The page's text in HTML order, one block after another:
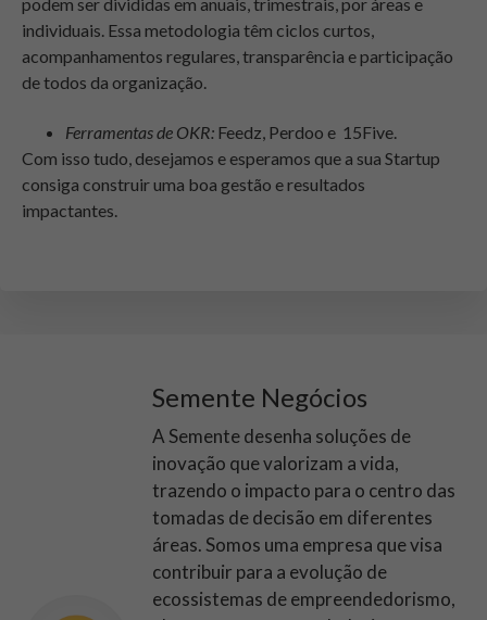
podem ser divididas em anuais, trimestrais, por áreas e
individuais. Essa metodologia têm ciclos curtos,
acompanhamentos regulares, transparência e participação
de todos da organização.
Ferramentas de OKR: Feedz, Perdoo e 15Five.
Com isso tudo, desejamos e esperamos que a sua Startup
consiga construir uma boa gestão e resultados
impactantes.
Semente Negócios
A Semente desenha soluções de
inovação que valorizam a vida,
trazendo o impacto para o centro das
tomadas de decisão em diferentes
áreas. Somos uma empresa que visa
contribuir para a evolução de
ecossistemas de empreendedorismo,